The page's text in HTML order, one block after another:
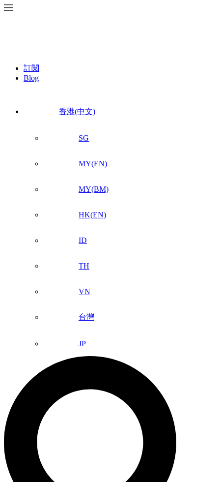
訂閱
Blog
香港(中文)
SG
MY(EN)
MY(BM)
HK(EN)
ID
TH
VN
台灣
JP